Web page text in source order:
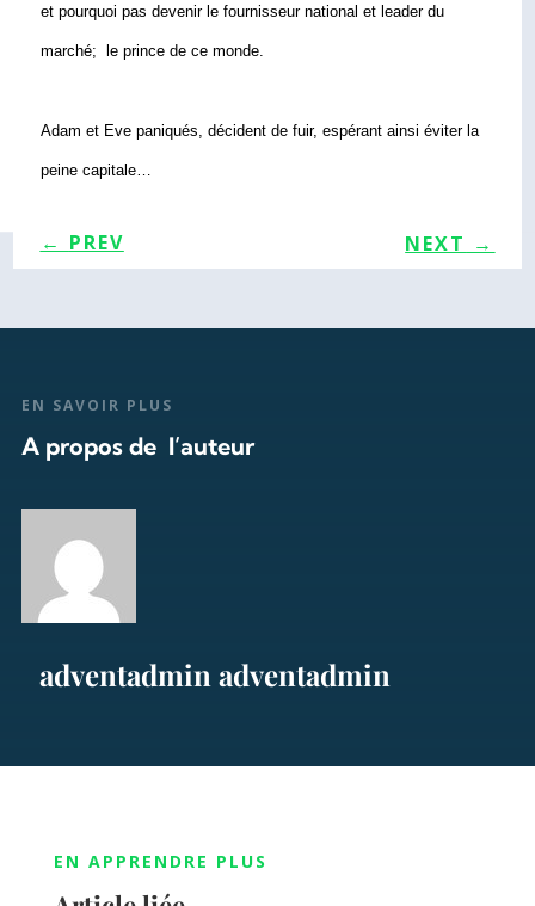
et pourquoi pas devenir le fournisseur national et leader du
marché;  le prince de ce monde.
Adam et Eve paniqués, décident de fuir, espérant ainsi éviter la
peine capitale…
← PREV NEXT →
EN SAVOIR PLUS
A propos de l’auteur
adventadmin adventadmin
EN APPRENDRE PLUS